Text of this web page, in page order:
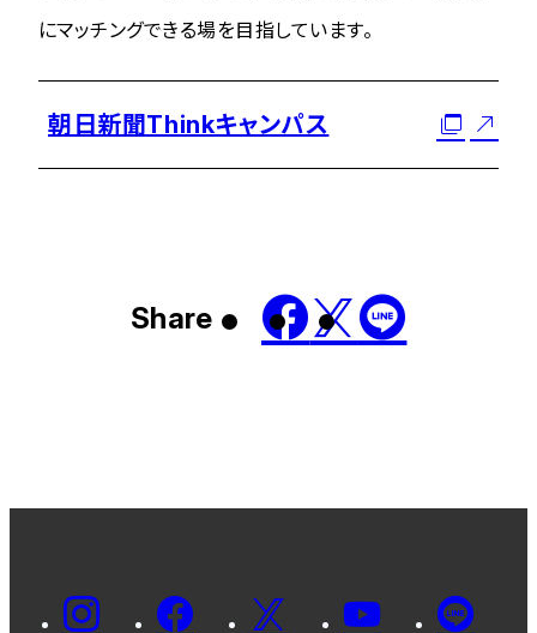
にマッチングできる場を目指しています。
朝日新聞Thinkキャンパス
Share